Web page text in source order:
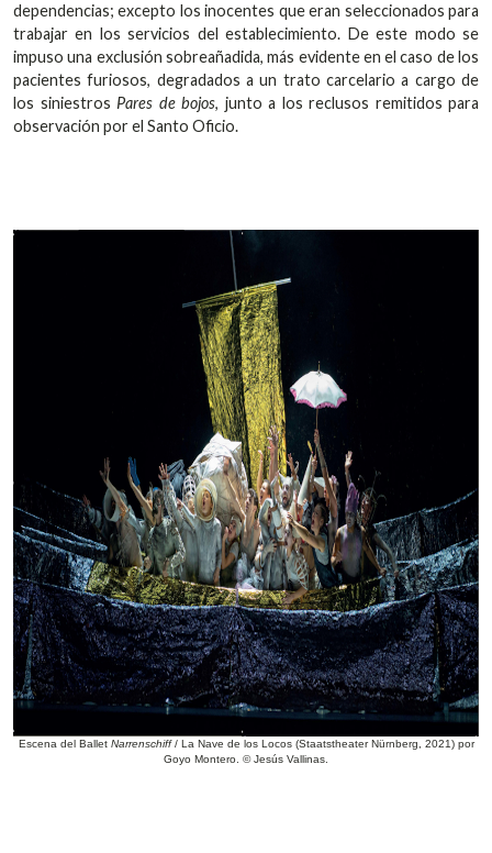
dependencias; excepto los inocentes que eran seleccionados para
trabajar en los servicios del establecimiento. De este modo se
impuso una exclusión sobreañadida, más evidente en el caso de los
pacientes furiosos, degradados a un trato carcelario a cargo de
los siniestros Pares de bojos, junto a los reclusos remitidos para
observación por el Santo Oficio.
Escena del Ballet Narrenschiff/ La Nave de los Locos (Staatstheater Nürnberg, 2021) por
Goyo Montero. © Jesús Vallinas.